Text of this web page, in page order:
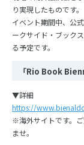
り実現したものです。
イベント期間中、公
ークサイド・ブック
る予定です。
「Rio Book
▼詳細
https://
※海外サイトです。
ませ。